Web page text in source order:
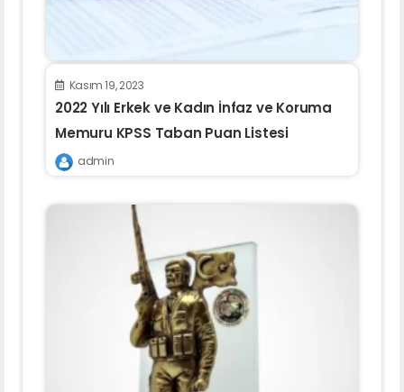
Kasım 19, 2023
2022 Yılı Erkek ve Kadın İnfaz ve Koruma
Memuru KPSS Taban Puan Listesi
admin